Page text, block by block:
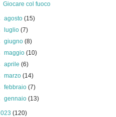
Giocare col fuoco
agosto(15)
luglio(7)
giugno(8)
maggio(10)
aprile(6)
marzo(14)
febbraio(7)
gennaio(13)
(120)